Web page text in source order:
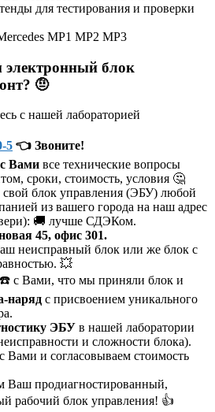
для тестирования и проверки
MP1 MP2 MP3
блок
🤨
с нашей лабораторией
5 👈 Звоните!
Вами все технические вопросы
сроки, стоимость, условия 🤔
свой блок управления (ЭБУ) любой
из вашего города на наш адрес
🚚 лучше СДЭКом.
45, офис 301.
неисправный блок или же блок с
💥
с Вами, что мы приняли блок и
наряд с присвоением уникального
ЭБУ в нашей лаборатории
и сложности блока).
Вами и согласовываем стоимость
Ваш продиагностированный,
рабочий блок управления! 👍